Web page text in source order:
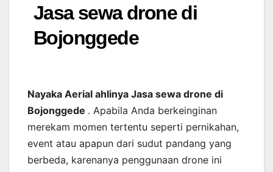
Jasa sewa drone di
Bojonggede
Nayaka Aerial ahlinya Jasa sewa drone di
Bojonggede . Apabila Anda berkeinginan
merekam momen tertentu seperti pernikahan,
event atau apapun dari sudut pandang yang
berbeda, karenanya penggunaan drone ini